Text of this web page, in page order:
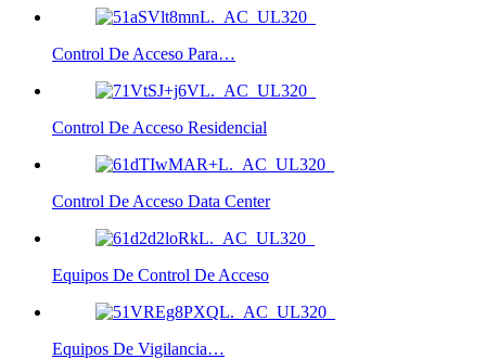
Control De Acceso Para…
Control De Acceso Residencial
Control De Acceso Data Center
Equipos De Control De Acceso
Equipos De Vigilancia…